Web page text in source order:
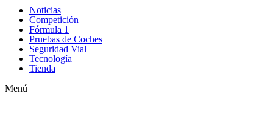
Noticias
Competición
Fórmula 1
Pruebas de Coches
Seguridad Vial
Tecnología
Tienda
Menú